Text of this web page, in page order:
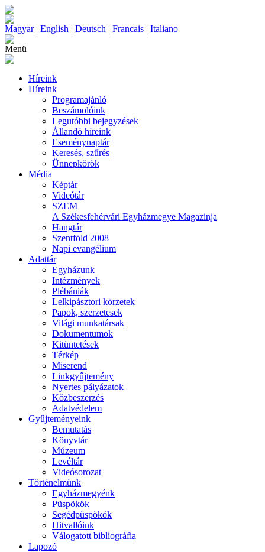
Magyar| English | Deutsch | Francais | Italiano
Menü
Híreink
Híreink
Programajánló
Beszámolóink
Legutóbbi bejegyzések
Állandó híreink
Eseménynaptár
Keresés, szűrés
Ünnepkörök
Média
Képtár
Videótár
SZEM
A Székesfehérvári Egyházmegye Magazinja
Hangtár
Szentföld 2008
Napi evangélium
Adattár
Egyházunk
Intézmények
Plébániák
Lelkipásztori körzetek
Papok, szerzetesek
Világi munkatársak
Dokumentumok
Kitüntetések
Térkép
Miserend
Linkgyűjtemény
Nyertes pályázatok
Közbeszerzés
Adatvédelem
Gyűjteményeink
Bemutatás
Könyvtár
Múzeum
Levéltár
Videósorozat
Történelmünk
Egyházmegyénk
Püspökök
Segédpüspökök
Hitvallóink
Válogatott bibliográfia
Lapozó